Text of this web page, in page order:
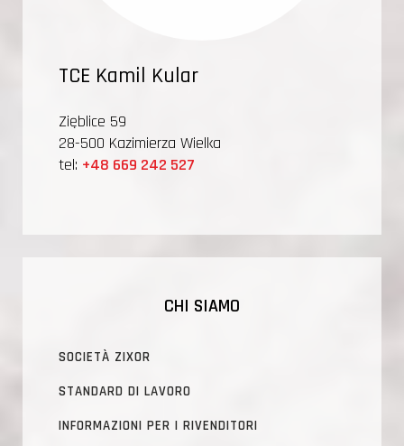
TCE Kamil Kular
Zięblice 59
28-500 Kazimierza Wielka
tel: +48 669 242 527
CHI SIAMO
SOCIETÀ ZIXOR
STANDARD DI LAVORO
INFORMAZIONI PER I RIVENDITORI